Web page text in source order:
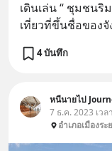
เดินเล่น “ ชุมชน
เที่ยวที่ขึ้นชื่อของ
4 บันทึก
หนีนายไป
7 ธ.ค. 2023 เวล
อำเภอเมืองระ